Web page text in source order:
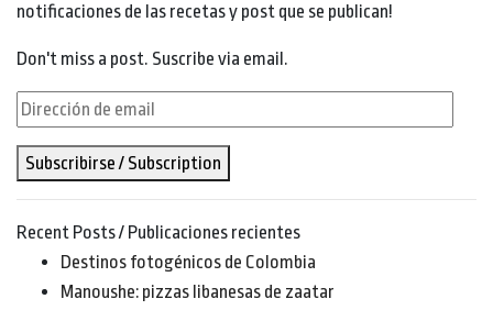
notificaciones de las recetas y post que se publican!
Don't miss a post. Suscribe via email.
Dirección
email
Subscribirse / Subscription
Recent Posts / Publicaciones recientes
Destinos fotogénicos de Colombia
Manoushe: pizzas libanesas de zaatar